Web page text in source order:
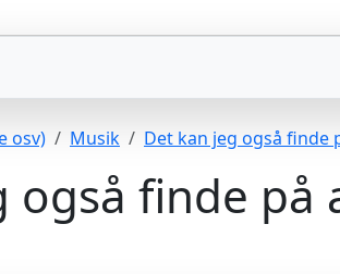
osv) Musik Det kan jeg også finde
også finde på